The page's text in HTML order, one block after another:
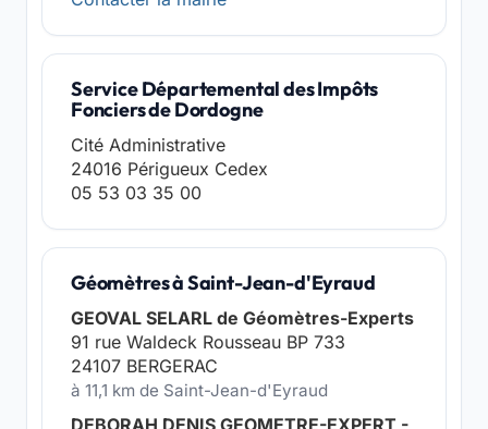
Service Départemental des Impôts
Fonciers de Dordogne
Cité Administrative
24016 Périgueux Cedex
05 53 03 35 00
Géomètres à Saint-Jean-d'Eyraud
GEOVAL SELARL de Géomètres-Experts
91 rue Waldeck Rousseau BP 733
24107 BERGERAC
à 11,1 km de Saint-Jean-d'Eyraud
DEBORAH DENIS GEOMETRE-EXPERT -